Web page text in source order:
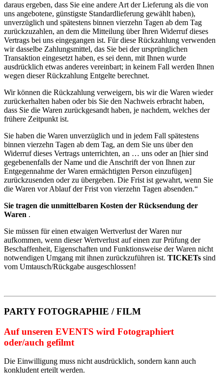
daraus ergeben, dass Sie eine andere Art der Lieferung als die von
uns angebotene, günstigste Standardlieferung gewählt haben),
unverzüglich und spätestens binnen vierzehn Tagen ab dem Tag
zurückzuzahlen, an dem die Mitteilung über Ihren Widerruf dieses
Vertrags bei uns eingegangen ist. Für diese Rückzahlung verwenden
wir dasselbe Zahlungsmittel, das Sie bei der ursprünglichen
Transaktion eingesetzt haben, es sei denn, mit Ihnen wurde
ausdrücklich etwas anderes vereinbart; in keinem Fall werden Ihnen
wegen dieser Rückzahlung Entgelte berechnet.
Wir können die Rückzahlung verweigern, bis wir die Waren wieder
zurückerhalten haben oder bis Sie den Nachweis erbracht haben,
dass Sie die Waren zurückgesandt haben, je nachdem, welches der
frühere Zeitpunkt ist.
Sie haben die Waren unverzüglich und in jedem Fall spätestens
binnen vierzehn Tagen ab dem Tag, an dem Sie uns über den
Widerruf dieses Vertrags unterrichten, an … uns oder an [hier sind
gegebenenfalls der Name und die Anschrift der von Ihnen zur
Entgegennahme der Waren ermächtigten Person einzufügen]
zurückzusenden oder zu übergeben. Die Frist ist gewahrt, wenn Sie
die Waren vor Ablauf der Frist von vierzehn Tagen absenden.“
Sie tragen die unmittelbaren Kosten der Rücksendung der
Waren .
Sie müssen für einen etwaigen Wertverlust der Waren nur
aufkommen, wenn dieser Wertverlust auf einen zur Prüfung der
Beschaffenheit, Eigenschaften und Funktionsweise der Waren nicht
notwendigen Umgang mit ihnen zurückzuführen ist. TICKETs sind
vom Umtausch/Rückgabe ausgeschlossen!
PARTY FOTOGRAPHIE / FILM
Auf unseren EVENTS wird Fotographiert
oder/auch gefilmt
Die Einwilligung muss nicht ausdrücklich, sondern kann auch
konkludent erteilt werden.